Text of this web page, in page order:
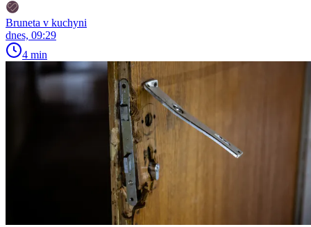
Bruneta v kuchyni
dnes, 09:29
4 min